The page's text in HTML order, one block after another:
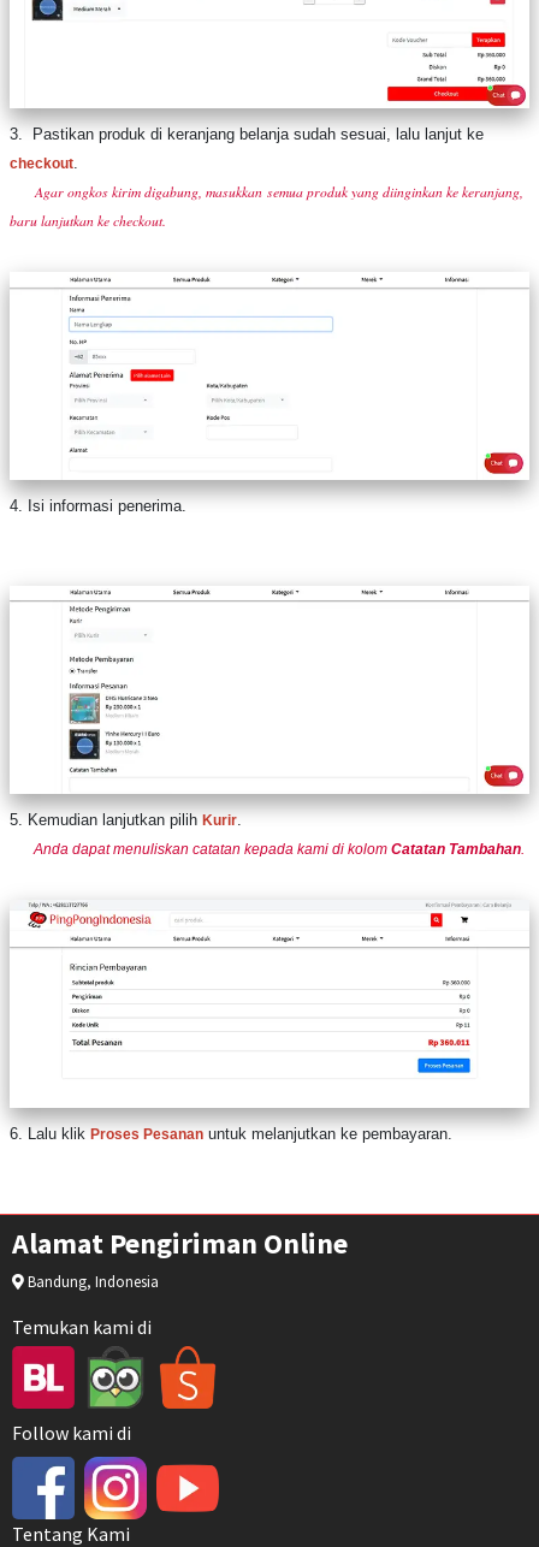
3. Pastikan produk di keranjang belanja sudah sesuai, lalu lanjut ke
checkout.
Agar ongkos kirim digabung, masukkan semua produk yang diinginkan ke keranjang,
baru lanjutkan ke checkout.
4. Isi informasi penerima.
5. Kemudian lanjutkan pilih Kurir
Anda dapat menuliskan catatan kepada kami di kolom Catatan Tambahan
6. Lalu klik Proses Pesanan untuk melanjutkan ke pembayaran.
Alamat Pengiriman Online
Bandung, Indonesia
Temukan kami di
Follow kami di
Tentang Kami